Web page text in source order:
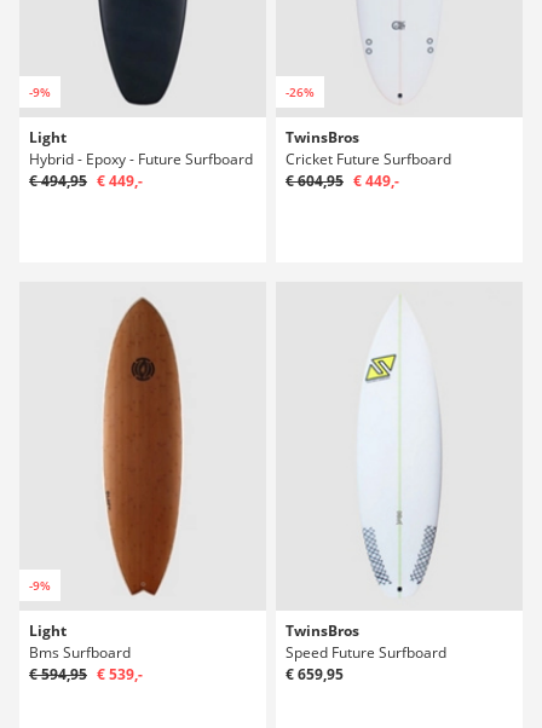
-9%
Light
Hybrid - Epoxy - Future Surfboard
€ 494,95 € 449,-
-26%
TwinsBros
Cricket Future Surfboard
€ 604,95 € 449,-
-9%
Light
Bms Surfboard
€ 594,95 € 539,-
TwinsBros
Speed Future Surfboard
€ 659,95